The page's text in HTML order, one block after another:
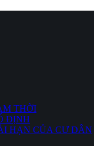
THỜI
ĐỊNH
HẠN CỦA CƯ DÂN